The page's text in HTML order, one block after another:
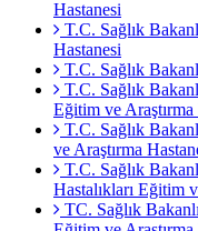
Hastanesi
T.C. Sağlık
Hastanesi
T.C. Sağlık
T.C. Sağlık
Eğitim ve Araştırma
T.C. Sağlık
ve Araştırma
T.C. Sağlık
Hastalıkları Eğitim
TC. Sağlık